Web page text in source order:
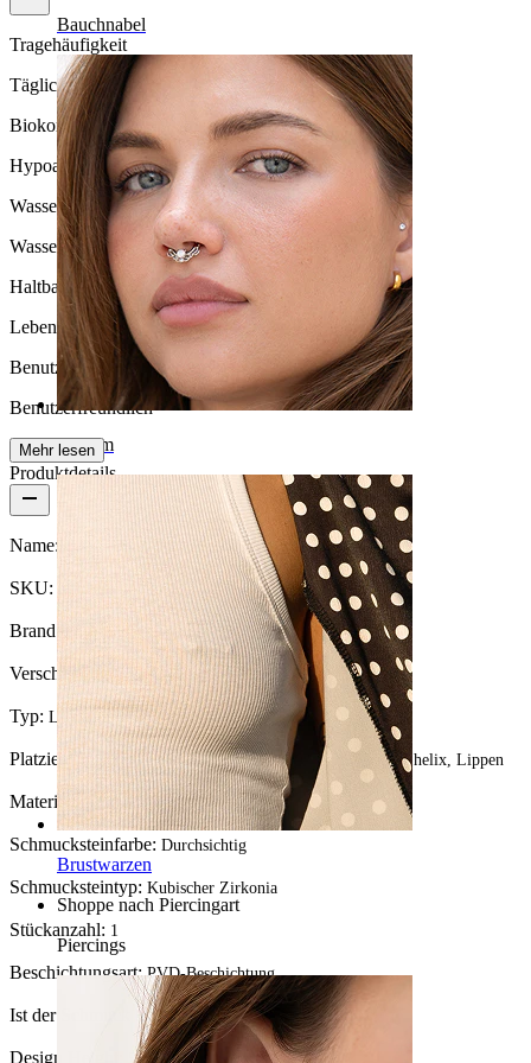
Bauchnabel
Septum
Brustwarzen
Shoppe nach Piercingart
Piercings
Tragehäufigkeit
Tägliches Tragen
Biokompatibilität
Hypoallergen
Wasserbeständigkeit
Wasserfest
Haltbarkeit
Lebenslange Haltbarkeit
Benutzerfreundlichkeit
Benutzerfreundlich
Mehr lesen
Produktdetails
Name: Titan-Labret mit Stein im Marquiseschliff
SKU:
Brand: Bodymod Trend
Verschlusstyp: Innengewinde
Typ: Labret, Flatback
Platzierung: Tragus, Ohrläppchen, Helix, Conch, Forward helix, Lippen
Material: Titanium
Schmucksteinfarbe: Durchsichtig
Schmucksteintyp: Kubischer Zirkonia
Stückanzahl: 1
Beschichtungsart:PVD-Beschichtung
Ist der Schmuck beschichtet?:Ja, ganzer Schmuck
Design Height: 5 mm